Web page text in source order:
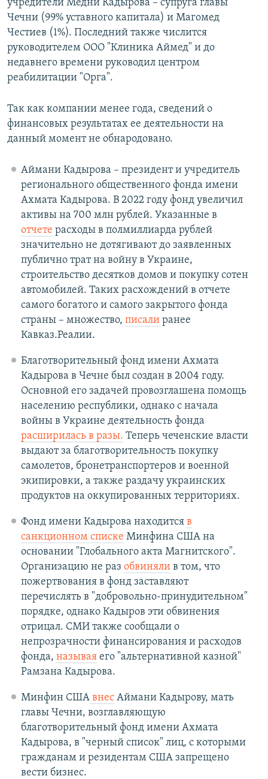
учредители Медни Кадырова – супруга главы
Чечни (99% уставного капитала) и Магомед
Честиев (1%). Последний также числится
руководителем ООО "Клиника Аймед" и до
недавнего времени руководил центром
реабилитации "Орга".
Так как компании менее года, сведений о
финансовых результатах ее деятельности на
данный момент не обнародовано.
Аймани Кадырова – президент и учредитель
регионального общественного фонда имени
Ахмата Кадырова. В 2022 году фонд увеличил
активы на 700 млн рублей. Указанные в
отчете расходы в полмиллиарда рублей
значительно не дотягивают до заявленных
публично трат на войну в Украине,
строительство десятков домов и покупку сотен
автомобилей. Таких расхождений в отчете
самого богатого и самого закрытого фонда
страны – множество, писалиранее
Кавказ.Реалии.
Благотворительный фонд имени Ахмата
Кадырова в Чечне был создан в 2004 году.
Основной его задачей провозглашена помощь
населению республики, однако с начала
войны в Украине деятельность фонда
расширилась в разы. Теперь чеченские власти
выдают за благотворительность покупку
самолетов, бронетранспортеров и военной
экипировки, а также раздачу украинских
продуктов на оккупированных территориях.
Фонд имени Кадырова находится в
санкционном списке Минфина США на
основании "Глобального акта Магнитского".
Организацию не раз обвинялив том, что
пожертвования в фонд заставляют
перечислять в "добровольно-принудительном"
порядке, однако Кадыров эти обвинения
отрицал. СМИ также сообщали о
непрозрачности финансирования и расходов
фонда, называяего "альтернативной казной"
Рамзана Кадырова.
Минфин СШАвнесАймани Кадырову, мать
главы Чечни, возглавляющую
благотворительный фонд имени Ахмата
Кадырова, в "черный список" лиц, с которыми
гражданам и резидентам США запрещено
вести бизнес.